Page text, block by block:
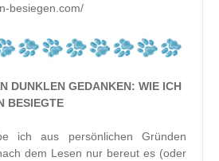
besiegen.com/
DUNKLEN GEDANKEN: WIE ICH
BESIEGTE
ich aus persönlichen Gründen
dem Lesen nur bereut es (oder